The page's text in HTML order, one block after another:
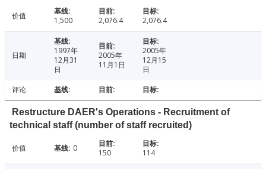
价值 1,500 2,076.4 2,076.4
日期
1997年
12月31
日
2005年
11月1日
2005年
12月15
日
评论
Restructure DAER's Operations - Recruitment of
technical staff (number of staff recruited)
价值 0 150 114